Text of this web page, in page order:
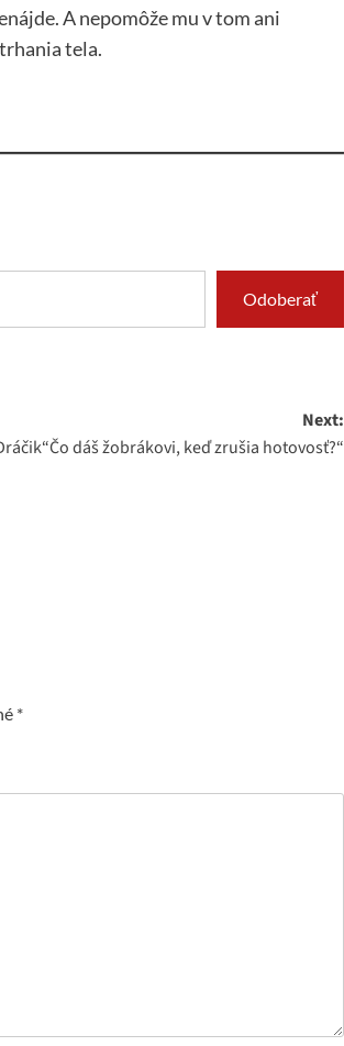
A nepomôže mu v tom ani
tela.
Odoberať
Next:
dáš žobrákovi, keď zrušia hotovosť?“
*